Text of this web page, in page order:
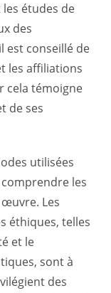
les études de
des
est conseillé de
les affiliations
cela témoigne
de ses
utilisées
les
Les
éthiques, telles
et le
sont à
des